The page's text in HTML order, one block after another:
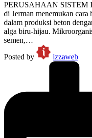
PERUSAHAAN SISTEM
di Jerman menemukan cara
dalam produksi beton
alga biru-hijau.
semen,…
Posted by
izzaweb